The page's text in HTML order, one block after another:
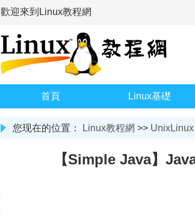
歡迎來到Linux教程網
首頁 Linux基礎
您现在的位置： Linux教程網 >> UnixLinux
【Simple Java】